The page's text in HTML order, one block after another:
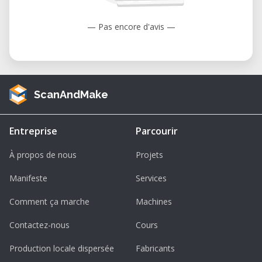
• Velocidad máxima del eje rotacional: 40°
Husillo:
• Rango de velocidad: 2.000–10.000 RPM
(modelo V2-10)
• Potencia: 104 vatios
disponibles pinzas para herramientas de 2
mm, 3 mm o 4 mm
LinuxCNC
— Pas encore d'avis —
ScanAndMake
Entreprise
À propos de nous
Manifeste
Comment ça marche
Contactez-nous
Production locale dispersée
Parcourir
Projets
Services
Machines
Cours
Fabricants